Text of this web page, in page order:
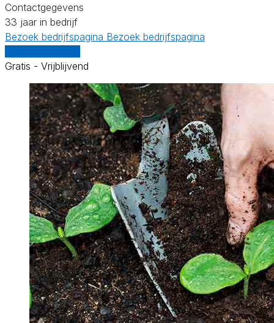
Contactgegevens
33 jaar in bedrijf
Bezoek bedrijfspagina Bezoek bedrijfspagina
Gratis - Vrijblijvend